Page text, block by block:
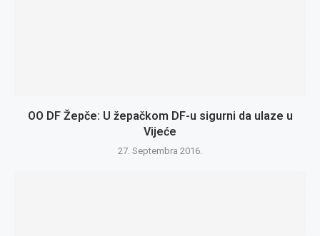
OO DF Žepče: U žepačkom DF-u sigurni da ulaze u
Vijeće
27. Septembra 2016.